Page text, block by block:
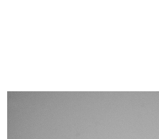
Imagen de portada